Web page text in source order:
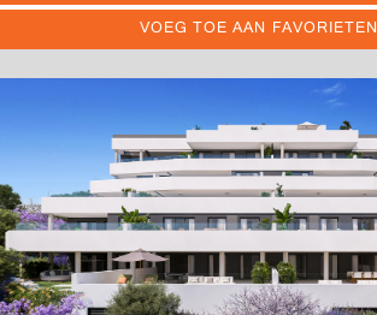
VOEG TOE AAN FAVORIETEN